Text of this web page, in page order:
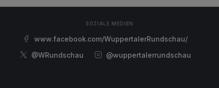
SOZIALE MEDIEN
www.facebook.com/WuppertalerRundschau/
@WRundschau
@wuppertalerrundschau